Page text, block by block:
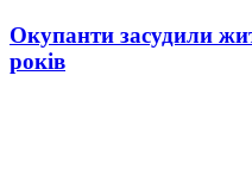
Окупанти засудили
років